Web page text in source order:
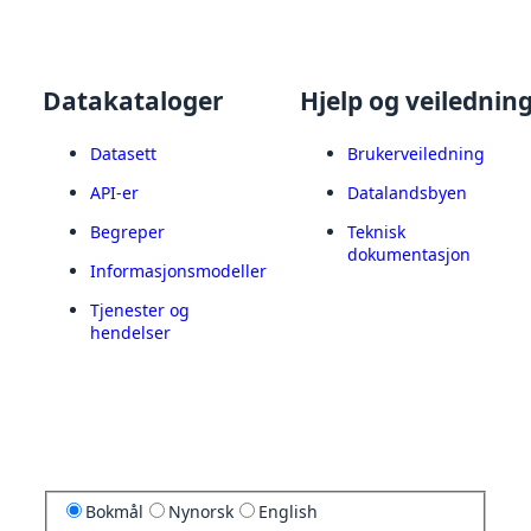
Datakataloger
Datasett
API-er
Begreper
Informasjonsmodeller
Tjenester og
hendelser
Hjelp og
Brukerveiledning
Datalandsbyen
Teknisk
dokumentasjon
Bokmål Nynorsk English